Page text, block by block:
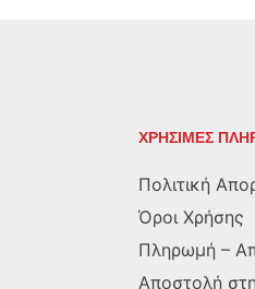
ΧΡΗΣΙΜΕΣ
Πολιτική
Όροι Χρήσης
Πληρωμή –
Αποστολή